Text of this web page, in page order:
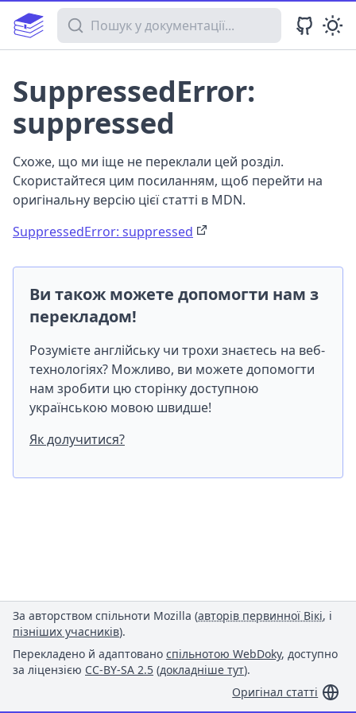
Пошук у документації
SuppressedError:
suppressed
Схоже, що ми іще не переклали цей розділ.
Скористайтеся цим посиланням, щоб перейти на
оригінальну версію цієї статті в MDN.
SuppressedError: suppressed
Ви також можете допомогти нам з
перекладом!
Розумієте англійську чи трохи знаєтесь на веб-
технологіях? Можливо, ви можете допомогти
нам зробити цю сторінку доступною
українською мовою швидше!
Як долучитися?
За авторством спільноти Mozilla (авторів первинної Вікі, і
пізніших учасників).
Перекладено й адаптовано спільнотою WebDoky, доступно
за ліцензією CC-BY-SA 2.5 (докладніше тут).
Оригінал статті